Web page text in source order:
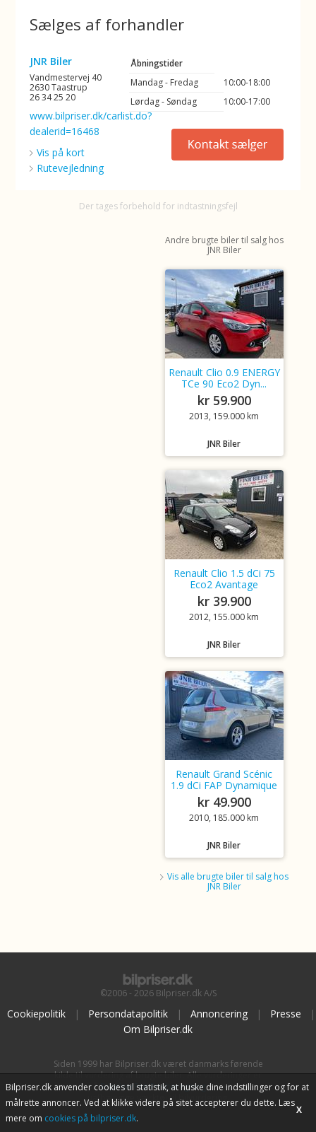
Sælges af forhandler
JNR Biler
Vandmestervej 40
2630 Taastrup
26 34 25 20
www.bilpriser.dk/carlist.do?
dealerid=16468
Vis på kort
Rutevejledning
Åbningstider
Mandag - Fredag
10:00-18:00
Lørdag - Søndag
10:00-17:00
Der tages forbehold for indtastningsfejl
Andre brugte biler til salg hos
JNR Biler
Renault Clio 0.9 ENERGY
TCe 90 Eco2 Dyn...
kr 59.900
2013, 159.000 km
JNR Biler
Renault Clio 1.5 dCi 75
Eco2 Avantage
kr 39.900
2012, 155.000 km
JNR Biler
Renault Grand Scénic
1.9 dCi FAP Dynamique
kr 49.900
2010, 185.000 km
JNR Biler
Vis alle brugte biler til salg hos
JNR Biler
©2006 - 2026 Bilpriser.dk A/S
Cookiepolitik | Persondatapolitik | Annoncering | Presse
|
Om Bilpriser.dk
Siden 1999 har Bilpriser.dk været danmarks førende
kilde til vurdering af brugte biler. Alle vurderinger er
baseret påBilpriserPro Prisberegning , bilbranchens
uafhængige værktøj til bilvurdering.
Bilpriser.dk anvender cookies til statistik, at huske dine indstillinger og for at
målrette annoncer. Ved at klikke videre på sitet accepterer du dette. Læs
mere om cookies på bilpriser.dk.
X